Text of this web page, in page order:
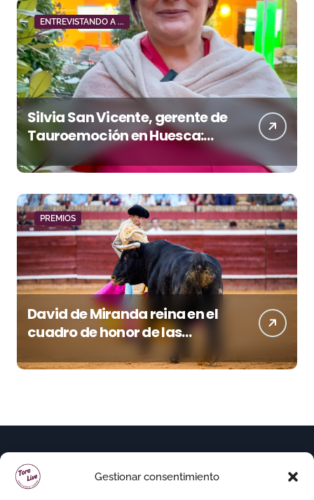
Gestionar consentimiento
ENTREVISTANDO A ...
Silvia San Vicente, gerente de
Tauroemoción en Huesca:
«Todas las figuras del toreo
quieren venir a esta feria»
PREMIOS
David de Miranda reina en el
cuadro de honor de las
Colombinas 2026